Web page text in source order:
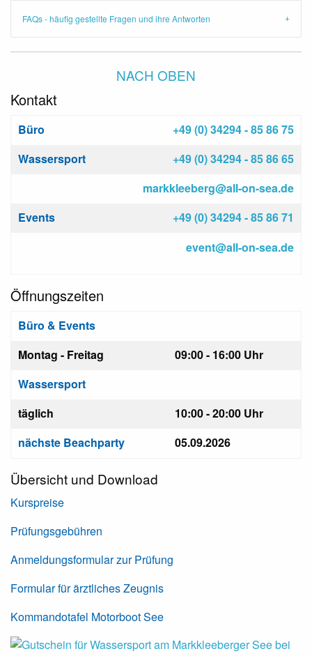
FAQs - häufig gestellte Fragen und ihre Antworten
NACH OBEN
Kontakt
Büro
+49 (0) 34294 - 85 86 75
Wassersport
+49 (0) 34294 - 85 86 65
markkleeberg@all-on-sea.de
Events
+49 (0) 34294 - 85 86 71
event@all-on-sea.de
Öffnungszeiten
Büro & Events
Montag - Freitag
09:00 - 16:00 Uhr
Wassersport
täglich
10:00 - 20:00 Uhr
nächste Beachparty
05.09.2026
Übersicht und Download
Kurspreise
Prüfungsgebühren
Anmeldungsformular zur Prüfung
Formular für ärztliches Zeugnis­
Kommandotafel Motorboot See